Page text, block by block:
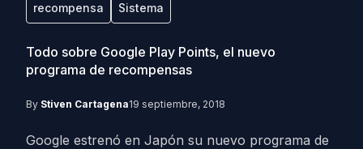
recompensa Sistema
Todo sobre Google Play Points, el nuevo
programa de recompensas
By Stiven Cartagena19 septiembre, 2018
Google estrenó en Japón su nuevo programa de